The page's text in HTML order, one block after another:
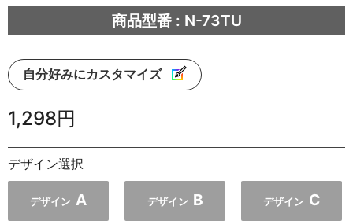
商品型番 : N-73TU
自分好みにカスタマイズ
1,298円
デザイン選択
デザイン A デザイン B デザイン C